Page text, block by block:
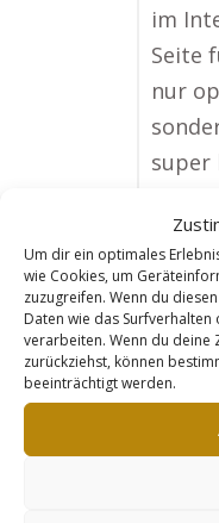
Um dir ein optimales
wie Cookies, um
zuzugreifen. Wenn du
Daten wie das
verarbeiten. Wenn du
zurückziehst, können
beeinträchtigt werden.
im
Seite
nur
super
sie
zu
mehr
Jahr